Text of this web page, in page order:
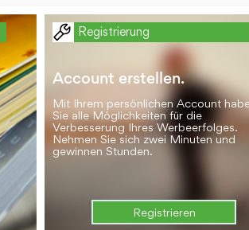
Registrierung
Account erstellen.
Mit Ihrem persönlichen Account
Sie alle Möglichkeiten für die
Verbesserung Ihres Werbeerfolges.
Nehmen Sie sich zwei Minuten und
gewinnen Stunden.
Registrieren